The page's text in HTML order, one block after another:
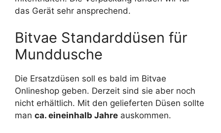
das Gerät sehr ansprechend.
Bitvae Standarddüsen für
Munddusche
Die Ersatzdüsen soll es bald im Bitvae
Onlineshop geben. Derzeit sind sie aber noch
nicht erhältlich. Mit den gelieferten Düsen sollte
man ca. eineinhalb Jahre auskommen.